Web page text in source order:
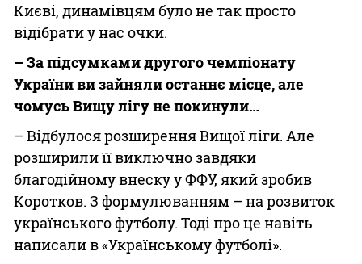
Києві, динамівцям було не так просто
відібрати у нас очки.
– За підсумками другого чемпіонату
України ви зайняли останнє місце, але
чомусь Вищу лігу не покинули…
– Відбулося розширення Вищої ліги. Але
розширили її виключно завдяки
благодійному внеску у ФФУ, який зробив
Коротков. З формулюванням – на розвиток
українського футболу. Тоді про це навіть
написали в «Українському футболі».